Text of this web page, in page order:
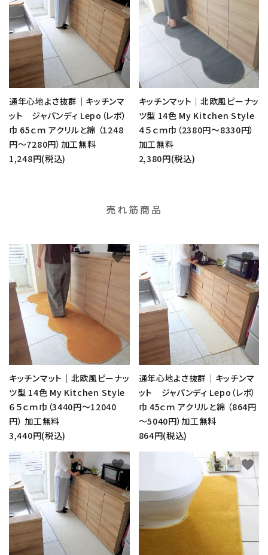
通年心地よさ抜群｜キッチンマ
ット ジャパンディ Lepo（レポ）
巾 65ｃｍ アクリルと綿 （1248
円～7280円）加工無料
1,248円(税込)
キッチンマット｜北欧風ピーナッ
ツ型 14色 My Kitchen Style
４５ｃｍ巾（2380円～8330円）
加工無料
2,380円(税込)
売れ筋商品
キッチンマット｜北欧風ピーナッ
ツ型 14色 My Kitchen Style
６５ｃｍ巾（3440円～12040
円） 加工無料
3,440円(税込)
favorite
通年心地よさ抜群｜キッチンマ
ット ジャパンディ Lepo（レポ）
巾 45ｃｍ アクリルと綿 （864円
～5040円）加工無料
864円(税込)
favorite
favorite favorite